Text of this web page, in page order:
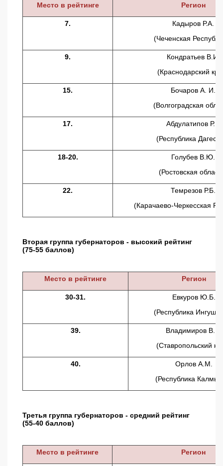
Место в рейтинге
Регион
7.
Кадыров Р.А.
(Чеченская
9.
Кондратьев В.И.
(Краснодарский
15.
Бочаров А. И.
(Волгоградская
17.
Абдулатипов Р.Г.
(Республика
18-20.
Голубев В.Ю.
(Ростовская
22.
Темрезов Р.Б.
(Карачаево-Черкесская
Вторая группа губернаторов - высокий рейтинг
(75-55 баллов)
Место в рейтинге Регион
30-31.
Евкуров Ю.Б.
(Республика
39.
Владимиров В.В.
(Ставропольский
40.
Орлов А.М.
(Республика
Третья группа губернаторов - средний рейтинг
(55-40 баллов)
Место в рейтинге Регион